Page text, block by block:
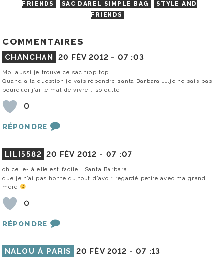
FRIENDS
SAC DAREL SIMPLE BAG
STYLE AND
FRIENDS
COMMENTAIRES
CHANCHAN 20 FÉV 2012 - 07 :03
Moi aussi je trouve ce sac trop top
Quand a la question je vais répondre santa Barbara …….je ne sais pas
pourquoi j’ai le mal de vivre ….so culte
0
RÉPONDRE
LILI5582 20 FÉV 2012 - 07 :07
oh celle-là elle est facile : Santa Barbara!!
que je n’ai pas honte du tout d’avoir regardé petite avec ma grand
mère
0
RÉPONDRE
NALOU À PARIS 20 FÉV 2012 - 07 :13